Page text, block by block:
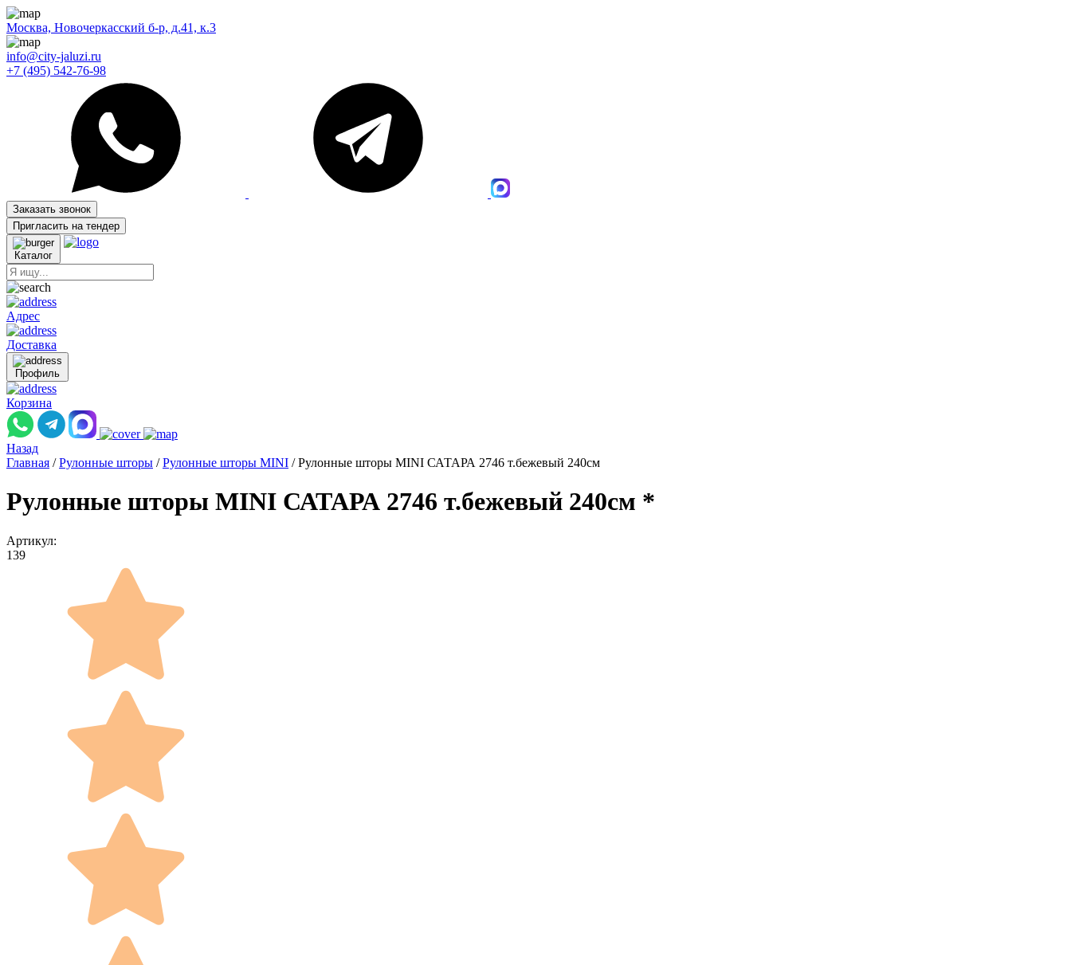
Москва, Новочеркасский б-р, д.41, к.3
info@city-jaluzi.ru
+7 (495) 542-76-98
Заказать звонок
Пригласить на тендер
Каталог
Адрес
Доставка
Профиль
Корзина
Назад
Главная / Рулонные шторы / Рулонные шторы MINI / Рулонные шторы MINI САТАРА 2746 т.бежевый 240см
Рулонные шторы MINI САТАРА 2746 т.бежевый 240см *
Артикул:
139